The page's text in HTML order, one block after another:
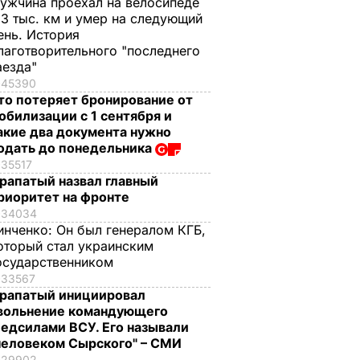
тыс. км и умер на следующий
История
"последнего
45390
потеряет бронирование от
с 1 сентября и
два документа нужно
до понедельника
35517
назвал главный
на фронте
34034
Он был генералом КГБ,
стал украинским
33567
инициировал
командующего
ВСУ. Его называли
Сырского" – СМИ